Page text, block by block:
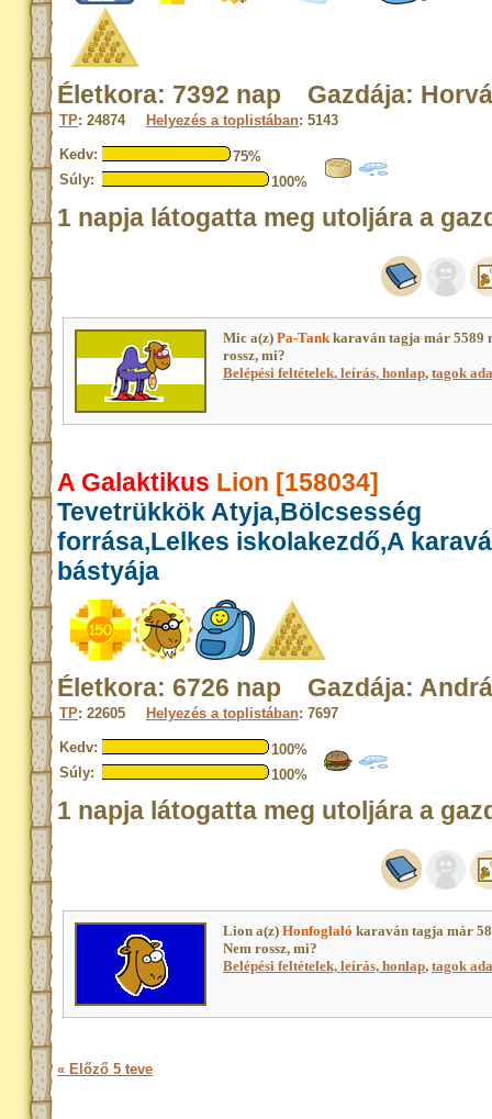
Életkora: 7392 nap Gazdája:
TP: 24874 Helyezés a toplistában: 5143
Kedv:
75%
Súly:
100%
1 napja látogatta meg utoljára a
Mic a(z) Pa-Tankkaraván tagja már 5589
rossz, mi?
Belépési feltételek, leírás, honlap, tagok
A Galaktikus Lion [158034]
Tevetrükkök Atyja,Bölcsesség
forrása,Lelkes iskolakezdő,A
bástyája
Életkora: 6726 nap Gazdája:
TP: 22605 Helyezés a toplistában: 7697
Kedv:
100%
Súly:
100%
1 napja látogatta meg utoljára a
Lion a(z) Honfoglaló karaván tagja már
Nem rossz, mi?
Belépési feltételek, leírás, honlap, tagok
« Előző 5 teve